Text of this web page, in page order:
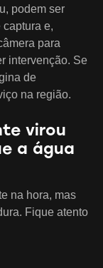
podem ser
e,
para
intervenção. Se
de
na região.
virou
a água
na hora, mas
Fique atento